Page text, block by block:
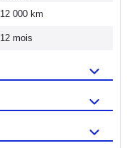
12 000 km
12 mois